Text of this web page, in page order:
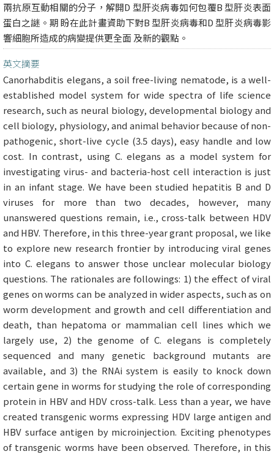
兩抗原互動相關的分子，解開D 型肝炎病毒如何包覆B 型肝炎表面
蛋白之謎。期 盼在此計畫資助下對B 型肝炎病毒和D 型肝炎病毒影
響細胞所造成的病變提供更全面 及新的觀點。
英文摘要
Canorhabditis elegans, a soil free-living nematode, is a well-
established model system for wide spectra of life science
research, such as neural biology, developmental biology and
cell biology, physiology, and animal behavior because of non-
pathogenic, short-live cycle (3.5 days), easy handle and low
cost. In contrast, using C. elegans as a model system for
investigating virus- and bacteria-host cell interaction is just
in an infant stage. We have been studied hepatitis B and D
viruses for more than two decades, however, many
unanswered questions remain, i.e., cross-talk between HDV
and HBV. Therefore, in this three-year grant proposal, we like
to explore new research frontier by introducing viral genes
into C. elegans to answer those unclear molecular biology
questions. The rationales are followings: 1) the effect of viral
genes on worms can be analyzed in wider aspects, such as on
worm development and growth and cell differentiation and
death, than hepatoma or mammalian cell lines which we
largely use, 2) the genome of C. elegans is completely
sequenced and many genetic background mutants are
available, and 3) the RNAi system is easily to knock down
certain gene in worms for studying the role of corresponding
protein in HBV and HDV cross-talk. Less than a year, we have
created transgenic worms expressing HDV large antigen and
HBV surface antigen by microinjection. Exciting phenotypes
of transgenic worms have been observed. Therefore, in this